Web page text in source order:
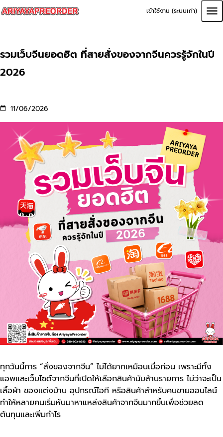
เข้าใช้งาน (ระบบเก่า)
รวมเว็บจีนยอดฮิต ที่สายสั่งของจากจีนควรรู้จักในปี
2026
11/06/2026
ทุกวันนี้การ “สั่งของจากจีน” ไม่ได้ยากเหมือนเมื่อก่อน เพราะมีทั้ง
แอพและเว็บไซต์จากจีนที่เปิดให้เลือกสินค้านับล้านรายการ ไม่ว่าจะเป็น
เสื้อผ้า ของแต่งบ้าน อุปกรณ์ไอที หรือสินค้าสำหรับคนขายออนไลน์
ทำให้หลายคนเริ่มหันมาหาแหล่งสินค้าจากจีนมากขึ้นเพื่อช่วยลด
ต้นทุนและเพิ่มกำไร